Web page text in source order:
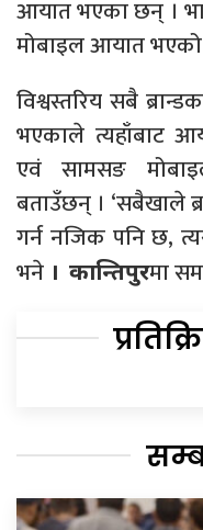
आयात भएका छन् ।
मोबाइल आयात भएको
विश्वस्तरिय सबै
भएकाले त्यहाँबाट
एवं सामसङ
बताउँछन् । ‘सबैखाले
गर्न नजिक पनि छ,
भने । कान्तिपुरमा